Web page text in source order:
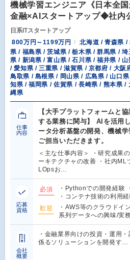
機械学習エンジニア《日本全
金融×AIスタートアップ◆社内
日系ITスタートアップ
800万円～1199万円
北海道 / 青森県 /
県 / 福島県 / 茨城県 / 栃木県 / 群馬県 / 埼
県 / 新潟県 / 富山県 / 石川県 / 福井県 /
/ 愛知県 / 三重県 / 滋賀県 / 京都府 / 大阪
鳥取県 / 島根県 / 岡山県 / 広島県 / 山口
知県 / 福岡県 / 佐賀県 / 長崎県 / 熊本県 /
縄県
仕事
内容
【大手プラットフォームと
する業務に関与】 AIを活用
ータ分析基盤の開発、機械
ご担当いただきます。
＜主な仕事内容＞ ・研究成果
ーキテクチャの改善 ・社内ML
LOpsお…
応募
資格
必須
・Pythonでの開発経験
・コンテナ技術の利用
歓迎
・AWS等のクラウドイ
系列データへの興味/実
会社
概要
・金融業界向けの投資・運用
係るソリューションを開発す…